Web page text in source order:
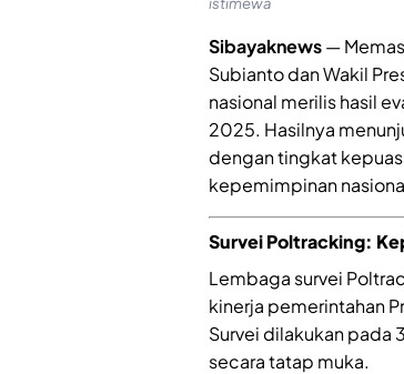
Sibayaknews—
Subianto dan Wakil
nasional merilis hasil
2025. Hasilnya
dengan tingkat
kepemimpinan
Survei Poltracking:
Lembaga survei
kinerja pemerintahan
Survei dilakukan
secara tatap muka.